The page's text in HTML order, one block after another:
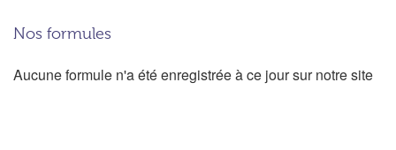
Nos formules
Aucune formule n'a été enregistrée à ce jour sur notre site